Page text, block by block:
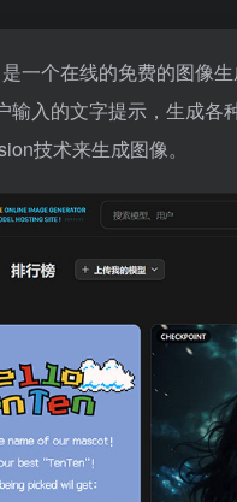
是一个在线的免费的图像
输入的文字提示，生成各
技术来生成图像。